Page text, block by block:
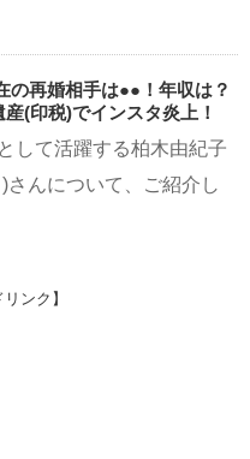
の再婚相手は●●！年収は？
(印税)でインスタ炎上！
して活躍する柏木由紀子
さんについて、ご紹介し
ンク】